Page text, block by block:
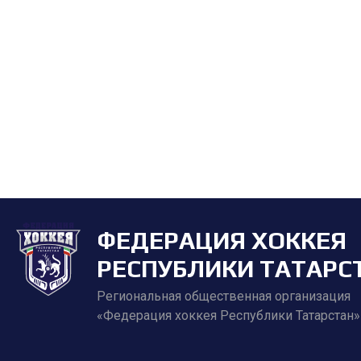
ФЕДЕРАЦИЯ ХОККЕЯ
РЕСПУБЛИКИ
Региональная общественная организация
«Федерация хоккея Республики Татарстан»